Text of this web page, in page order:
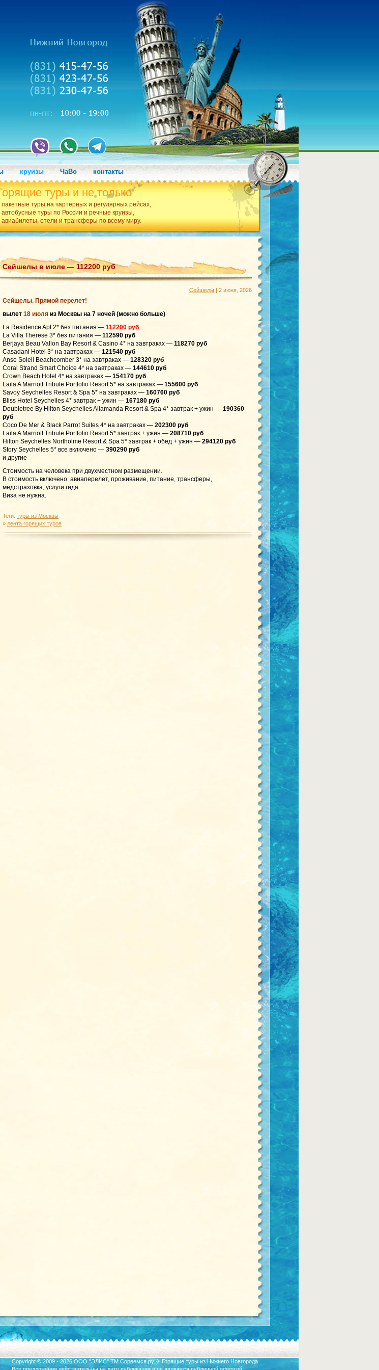
круизы ЧаВо контакты
туры и не только
пакетные туры на чартерных и регулярных рейсах,
автобусные туры по России и речные круизы,
авиабилеты, отели и трансферы по всему миру.
Сейшелы в июле — 112200 руб
Сейшелы | 2 июня, 2026
Сейшелы. Прямой перелет!
вылет 18 июля из Москвы на 7 ночей (можно больше)
La Residence Apt 2* без питания — 112200 руб
La Villa Therese 3* без питания — 112590 руб
Berjaya Beau Vallon Bay Resort & Casino 4* на завтраках — 118270 руб
Casadani Hotel 3* на завтраках — 121540 руб
Anse Soleil Beachcomber 3* на завтраках — 128320 руб
Coral Strand Smart Choice 4* на завтраках — 144610 руб
Crown Beach Hotel 4* на завтраках — 154170 руб
Laila A Marriott Tribute Portfolio Resort 5* на завтраках — 155600 руб
Savoy Seychelles Resort & Spa 5* на завтраках — 160760 руб
Bliss Hotel Seychelles 4* завтрак + ужин — 167180 руб
Doubletree By Hilton Seychelles Allamanda Resort & Spa 4* завтрак + ужин — 190360
руб
Coco De Mer & Black Parrot Suites 4* на завтраках — 202300 руб
Laila A Marriott Tribute Portfolio Resort 5* завтрак + ужин — 208710 руб
Hilton Seychelles Northolme Resort & Spa 5* завтрак + обед + ужин — 294120 руб
Story Seychelles 5* все включено — 390290 руб
и другие
Стоимость на человека при двухместном размещении.
В стоимость включено: авиаперелет, проживание, питание, трансферы,
медстраховка, услуги гида.
Виза не нужна.
Теги: туры из Москвы
» лента горящих туров
Copyright © 2009 - 2026 ООО "ЭЛИС" ТМ Сорвемся.ру ✈ Горящие туры из Нижнего Новгорода